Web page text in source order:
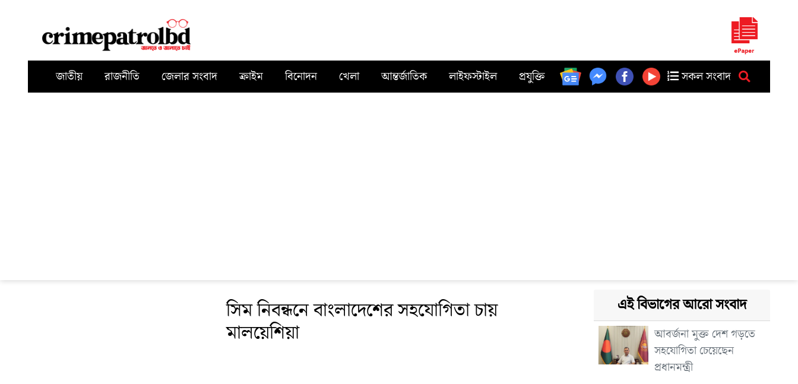
জাতীয় রাজনীতি জেলার সংবাদ ক্রাইম বিনোদন খেলা আন্তর্জাতিক লাইফস্টাইল প্রযুক্তি সকল সংবাদ
সিম নিবন্ধনে বাংলাদেশের সহযোগিতা চায়
মালয়েশিয়া
এই বিভাগের আরো সংবাদ
আবর্জনা মুক্ত দেশ গড়তে
সহযোগিতা চেয়েছেন
প্রধানমন্ত্রী